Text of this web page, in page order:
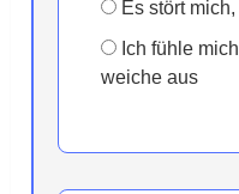
Es stört
Ich fühle
weiche aus